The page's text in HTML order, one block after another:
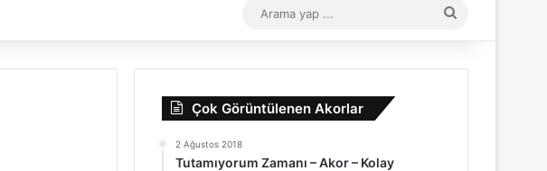
yap
Çok Görüntülenen Akorlar
2 Ağustos 2018
Tutamıyorum Zamanı – Akor – Kolay